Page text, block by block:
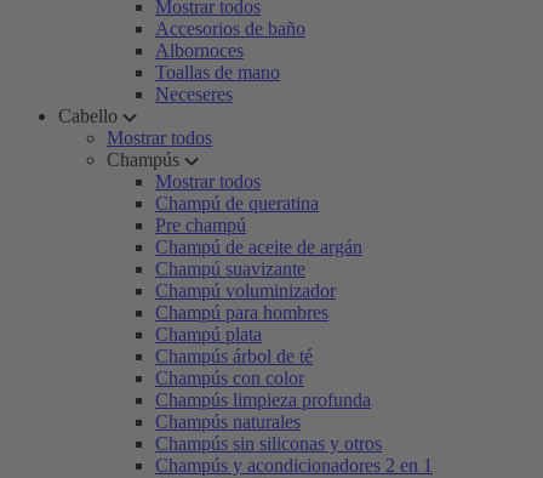
Mostrar todos
Accesorios de baño
Albornoces
Toallas de mano
Neceseres
Cabello
Mostrar todos
Champús
Mostrar todos
Champú de queratina
Pre champú
Champú de aceite de argán
Champú suavizante
Champú voluminizador
Champú para hombres
Champú plata
Champús árbol de té
Champús con color
Champús limpieza profunda
Champús naturales
Champús sin siliconas y otros
Champús y acondicionadores 2 en 1